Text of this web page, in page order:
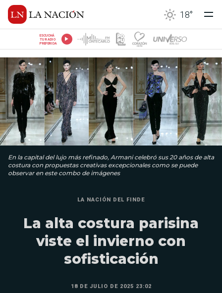
18°
ESCUCHÁ
TU RADIO
PREFERIDA
En la capital del lujo más refinado, Armani celebró sus 20 años de alta
costura con propuestas creativas excepcionales como se puede
observar en este combo de imágenes
LA NACIÓN DEL FINDE
La alta costura parisina
viste el invierno con
sofisticación
18 DE JULIO DE 2025 23:02